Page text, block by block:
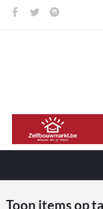
Toon items op